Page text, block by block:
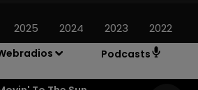
Podcasts
2025 2024 2023 2022